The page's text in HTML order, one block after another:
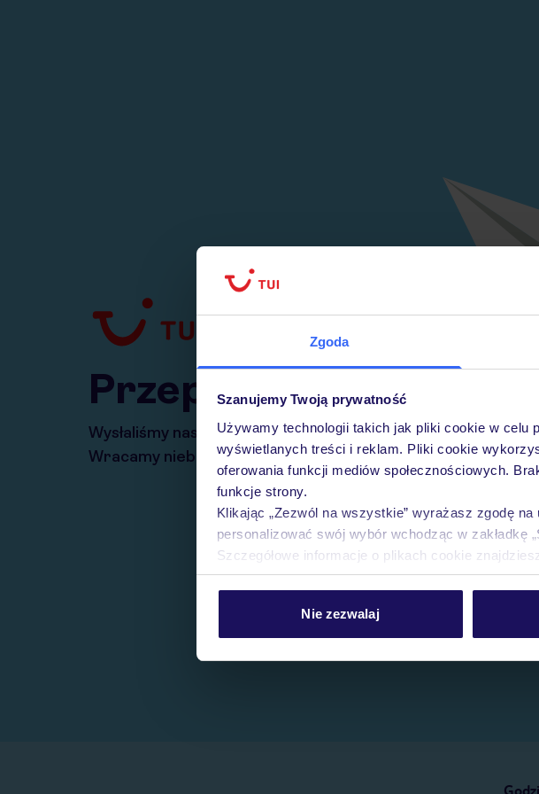
Zgoda
Szanujemy Twoją prywatność
Używamy technologii takich jak pliki cookie w celu
wyświetlanych treści i reklam. Pliki cookie
oferowania funkcji mediów społecznościowych.
funkcje strony.
Klikając „Zezwól na wszystkie” wyrażasz zgodę
personalizować swój wybór wchodząc w zakładkę
Szczegółowe informacje o plikach cookie
Nie zezwalaj
Przepraszamy
Wysłaliśmy nasz serwis na krótkie wakacje.
Wracamy niebawem!